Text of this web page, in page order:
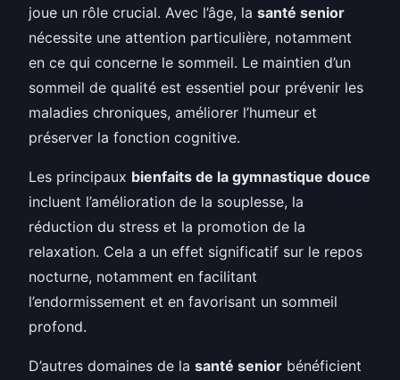
joue un rôle crucial. Avec l’âge, la santé senior
nécessite une attention particulière, notamment
en ce qui concerne le sommeil. Le maintien d’un
sommeil de qualité est essentiel pour prévenir les
maladies chroniques, améliorer l’humeur et
préserver la fonction cognitive.
Les principaux bienfaits de la gymnastique douce
incluent l’amélioration de la souplesse, la
réduction du stress et la promotion de la
relaxation. Cela a un effet significatif sur le repos
nocturne, notamment en facilitant
l’endormissement et en favorisant un sommeil
profond.
D’autres domaines de la santé senior bénéficient